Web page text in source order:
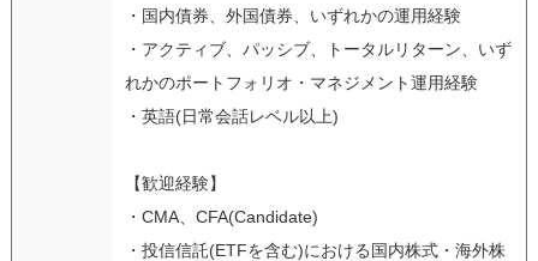
・国内債券、外国債券、いずれかの運用経験
・アクティブ、パッシブ、トータルリターン、いず
れかのポートフォリオ・マネジメント運用経験
・英語(日常会話レベル以上)
【歓迎経験】
・CMA、CFA(Candidate)
・投信信託(ETFを含む)における国内株式・海外株